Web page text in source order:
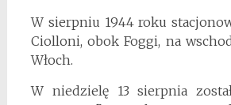
W sierpniu 1944 roku
Ciolloni, obok Foggi, na
Włoch.
W niedzielę 13 sierpnia